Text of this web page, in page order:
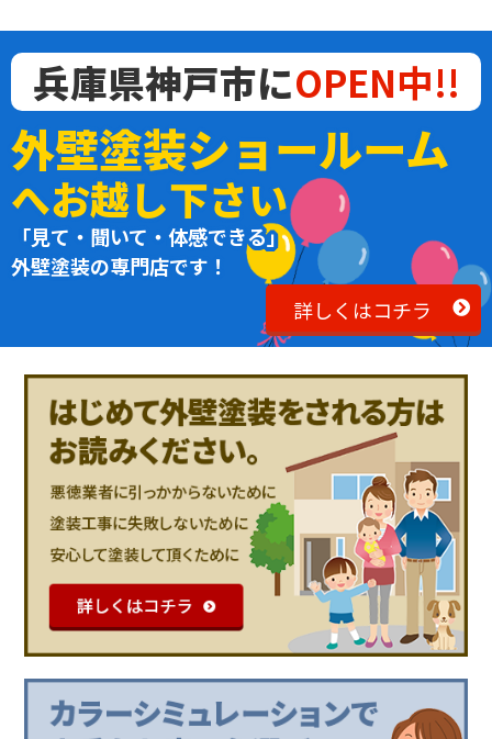
兵庫県神戸市にOPEN中!!
外壁塗装ショールーム
へお越し下さい
「見て・聞いて・体感できる」
外壁塗装の専門店です！
詳しくはコチラ